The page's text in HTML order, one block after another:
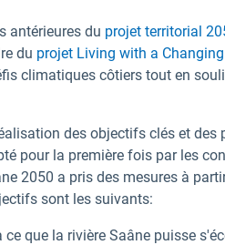
antérieures du projet territorial
du projet Living with a
climatiques côtiers tout en
des objectifs clés et
pour la première fois par les
2050 a pris des mesures à
sont les suivants:
ce que la rivière Saâne puisse